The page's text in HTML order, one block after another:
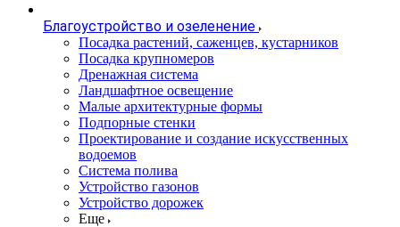
Благоустройство и озеленение
Посадка растений, саженцев, кустарников
Посадка крупномеров
Дренажная система
Ландшафтное освещение
Малые архитектурные формы
Подпорные стенки
Проектирование и создание искусственных
водоемов
Система полива
Устройство газонов
Устройство дорожек
Еще